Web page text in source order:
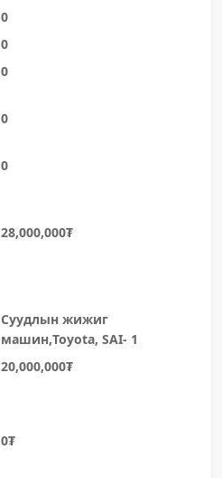
0
0
0
0
0
28,000,000₮
Суудлын жижиг
машин,Toyota, SAI- 1
20,000,000₮
0₮